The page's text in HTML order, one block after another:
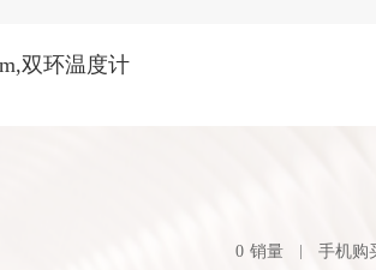
双环温度计
0 销量 手机购